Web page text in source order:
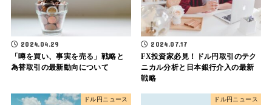
2024.04.29
「噂を買い、事実を売る」戦略と
為替取引の最新動向について
2024.07.17
FX投資家必見！ドル円取引のテク
ニカル分析と日本銀行介入の最新
戦略
ドル円ニュース ドル円ニュース